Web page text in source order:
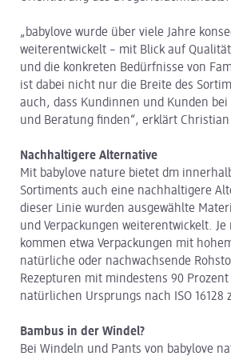
„babylove wurde über viele Jahre
weiterentwickelt – mit Blick auf
und die konkreten Bedürfnisse von
ist dabei nicht nur die Breite des
auch, dass Kundinnen und Kunden
und Beratung finden“, erklärt
Nachhaltigere Alternative
Mit babylove nature bietet dm
Sortiments auch eine nachhaltigere
dieser Linie wurden ausgewählte
und Verpackungen weiterentwickelt. Je
kommen etwa Verpackungen mit
natürliche oder nachwachsende
Rezepturen mit mindestens 90
natürlichen Ursprungs nach ISO 16128
Bambus in der Windel?
Bei Windeln und Pants von babylove